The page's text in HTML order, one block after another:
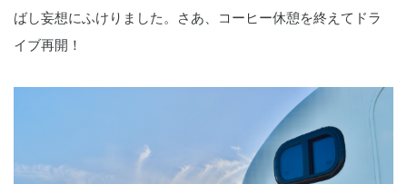
ばし妄想にふけりました。さあ、コーヒー休憩を終えてドラ
イブ再開！